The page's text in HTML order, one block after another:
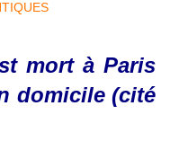
mort à Paris
domicile (cité